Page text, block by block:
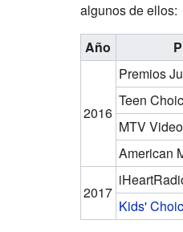
algunos de ellos:
Año
2016
Premios
Teen
MTV
American
2017
Kids'